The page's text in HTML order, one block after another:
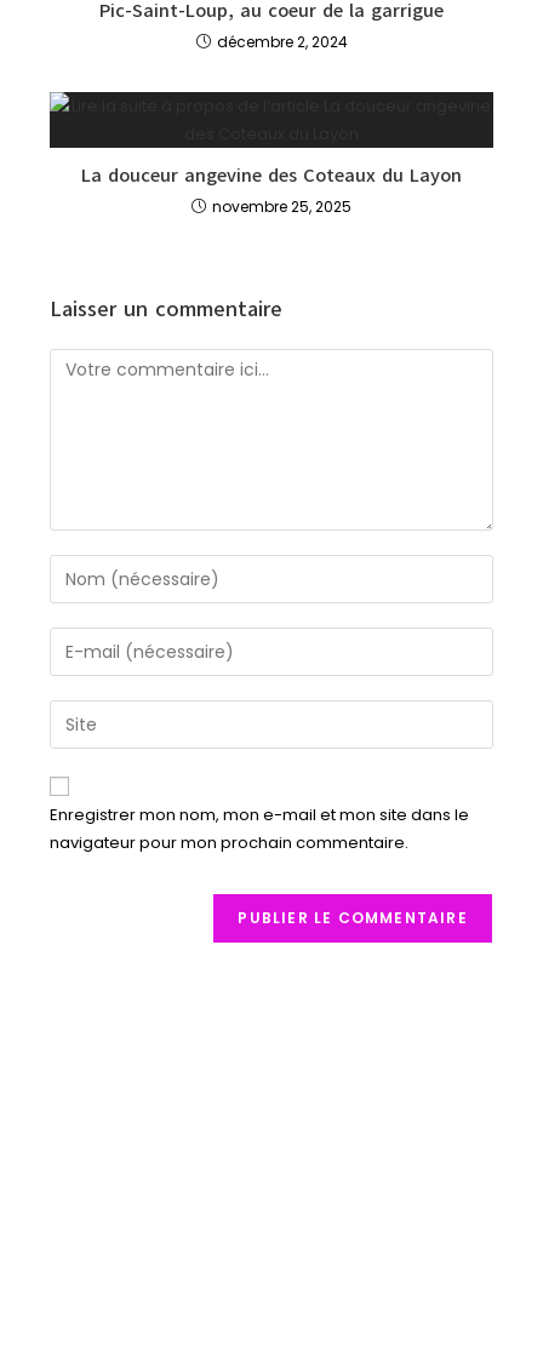
Pic-Saint-Loup, au coeur de la garrigue
décembre 2, 2024
La douceur angevine des Coteaux du Layon
novembre 25, 2025
Laisser un commentaire
Enregistrer mon nom, mon e-mail et mon site dans le
navigateur pour mon prochain commentaire.